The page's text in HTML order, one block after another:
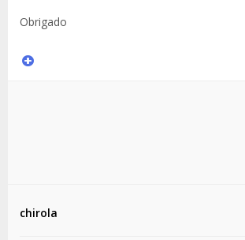
Obrigado
chirola